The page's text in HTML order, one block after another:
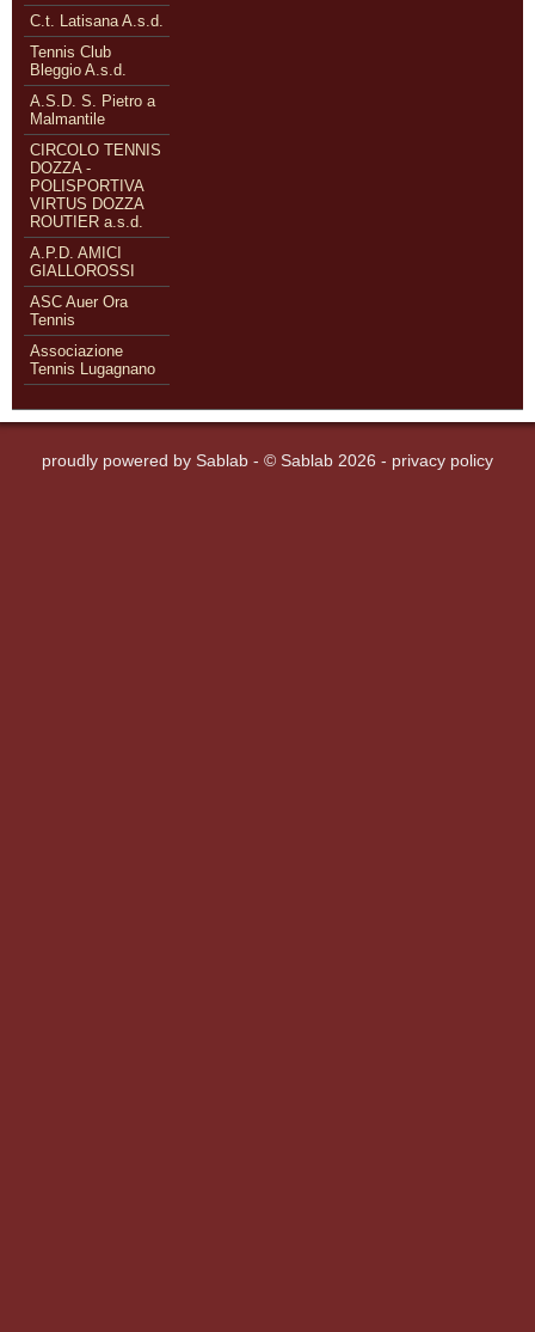
C.t. Latisana A.s.d.
Tennis Club
Bleggio A.s.d.
A.S.D. S. Pietro a
Malmantile
CIRCOLO TENNIS
DOZZA -
POLISPORTIVA
VIRTUS DOZZA
ROUTIER a.s.d.
A.P.D. AMICI
GIALLOROSSI
ASC Auer Ora
Tennis
Associazione
Tennis Lugagnano
proudly powered by Sablab - © Sablab 2026 - privacy policy